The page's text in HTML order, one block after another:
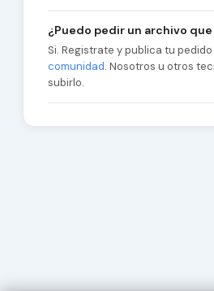
¿Puedo pedir un archivo
Si. Registrate y publica tu
comunidad. Nosotros u otros
subirlo.